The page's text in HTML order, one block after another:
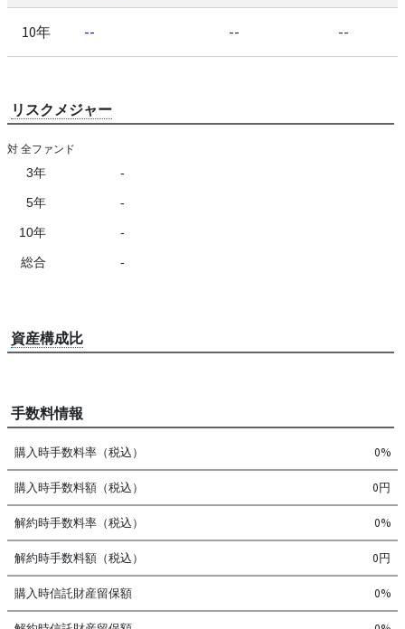
10年 -- -- --
リスクメジャー
対 全ファンド
3年 -
5年 -
10年 -
総合 -
資産構成比
手数料情報
購入時手数料率（税込） 0%
購入時手数料額（税込） 0円
解約時手数料率（税込） 0%
解約時手数料額（税込） 0円
購入時信託財産留保額 0%